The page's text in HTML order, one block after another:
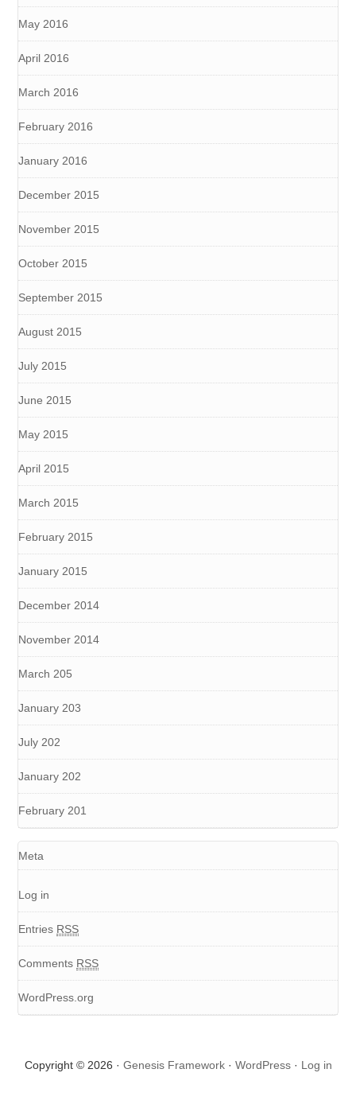
May 2016
April 2016
March 2016
February 2016
January 2016
December 2015
November 2015
October 2015
September 2015
August 2015
July 2015
June 2015
May 2015
April 2015
March 2015
February 2015
January 2015
December 2014
November 2014
March 205
January 203
July 202
January 202
February 201
Meta
Log in
Entries RSS
Comments RSS
WordPress.org
Copyright © 2026 · Genesis Framework· WordPress· Log in